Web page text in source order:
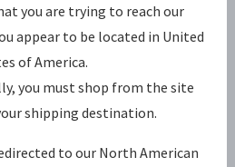
you are trying to reach our
appear to be located in United
of America.
you must shop from the site
shipping destination.
to our North American